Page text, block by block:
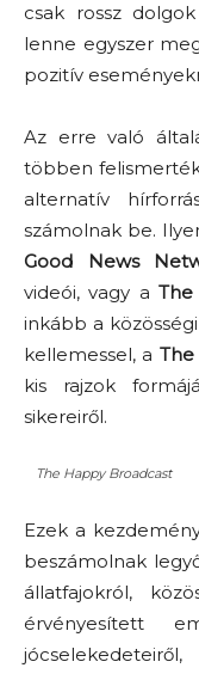
csak rossz
lenne egyszer
pozitív
Az erre való
többen
alternatív
számolnak be.
Good News
videói, vagy a
inkább a
kellemessel, a
kis rajzok
sikereiről.
The Happy Broadcast
Ezek a
beszámolnak
állatfajokról,
érvényesített